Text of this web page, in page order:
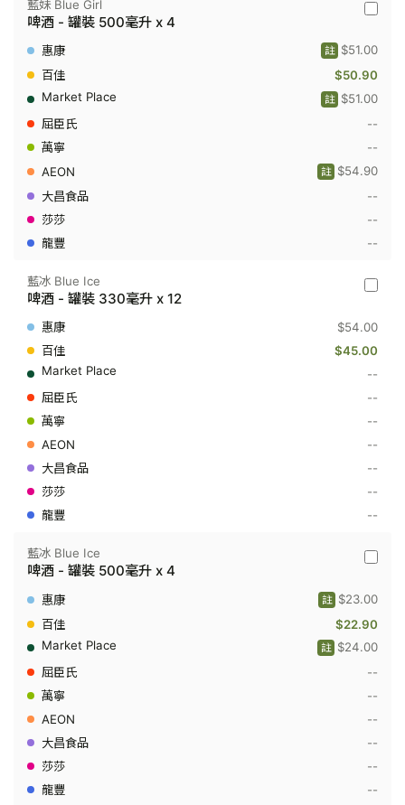
藍
Blue
Girl
-
酒
罐
裝
毫
4
藍妹 Blue Girl
啤酒 - 罐裝 500毫升 x 4
$51.00
註
$50.90
$51.00
註
--
--
$54.90
註
--
--
--
藍
Blue
Ice
-
酒
裝
毫
12
藍冰 Blue Ice
啤酒 - 罐裝 330毫升 x 12
$54.00
$45.00
--
--
--
--
--
--
--
藍
Blue
Ice
-
酒
罐
裝
毫
4
藍冰 Blue Ice
啤酒 - 罐裝 500毫升 x 4
$23.00
註
$22.90
$24.00
註
--
--
--
--
--
--